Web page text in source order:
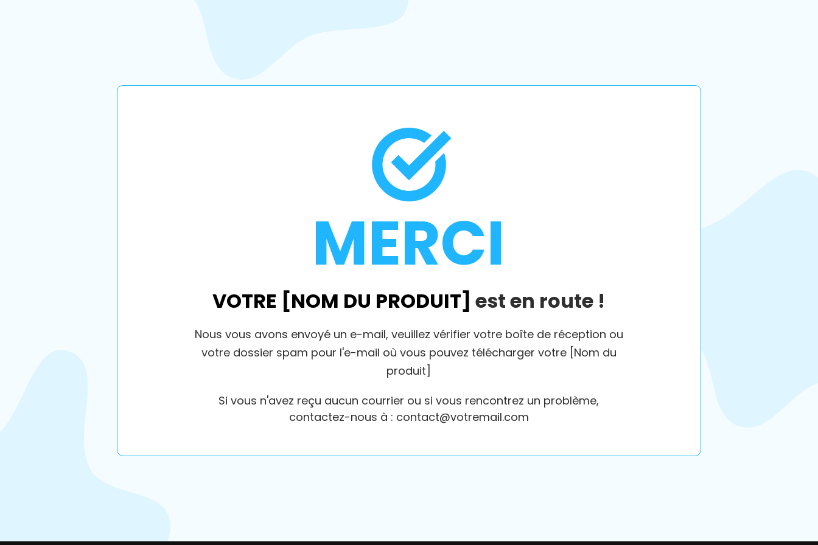
MERCI
VOTRE [NOM DU PRODUIT]est en route !
Nous vous avons envoyé un e-mail, veuillez vérifier votre boîte de réception ou
votre dossier spam pour l'e-mail où vous pouvez télécharger votre [Nom du
produit]
Si vous n'avez reçu aucun courrier ou si vous rencontrez un problème,
contactez-nous à : contact@votremail.com